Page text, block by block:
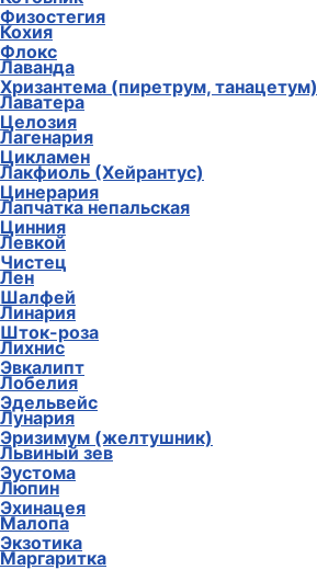
Физостегия
Флокс
Хризантема (пиретрум, танацетум)
Целозия
Цикламен
Цинерария
Цинния
Чистец
Шалфей
Шток-роза
Эвкалипт
Эдельвейс
Эризимум (желтушник)
Эустома
Эхинацея
Экзотика
Кохия
Лаванда
Лаватера
Лагенария
Лакфиоль (Хейрантус)
Лапчатка непальская
Левкой
Лен
Линария
Лихнис
Лобелия
Лунария
Львиный зев
Люпин
Малопа
Маргаритка